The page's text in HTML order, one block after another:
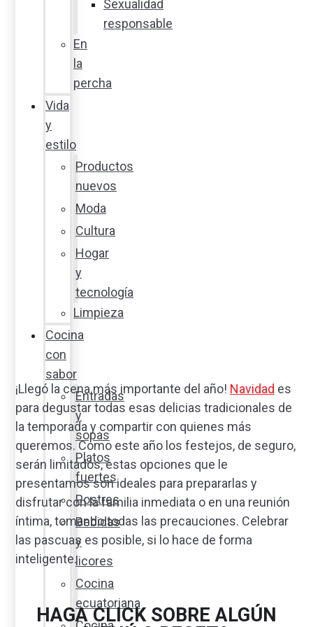
Sexualidad
responsable
En
la
percha
Vida
y
estilo
Productos
nuevos
Moda
Cultura
Hogar
y
tecnología
Limpieza
Cocina
con
sabor
Entradas
y
sopas
Platos
fuertes
Postres
Bebidas
y
licores
Cocina
ecuatoriana
¡Llegó la cena más importante del año! Navidad es
para degustar todas esas delicias tradicionales de
la temporada y compartir con quienes más
queremos. Como este año los festejos, de seguro,
serán limitados, estas opciones que le
presentamos son ideales para prepararlas y
disfrutar con la familia inmediata o en una reunión
íntima, tomando todas las precauciones. Celebrar
las pascuas es posible, si lo hace de forma
inteligente.
HAGA CLICK SOBRE ALGÚN